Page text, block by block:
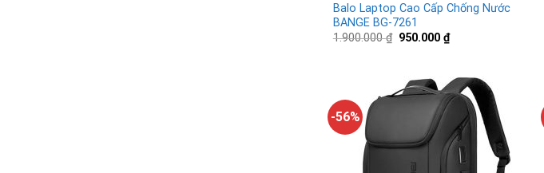
Balo Laptop Cao Cấp Chống Nước
BANGE BG-7261
1.900.000₫ 950.000₫
-56%